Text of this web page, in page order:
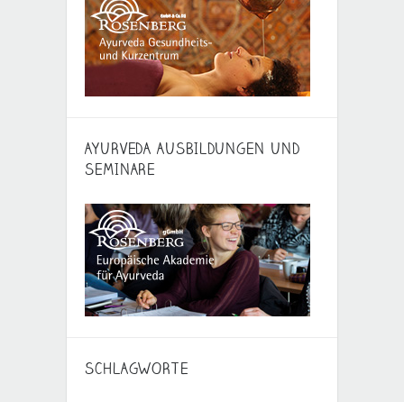
AYURVEDA AUSBILDUNGEN UND
SEMINARE
SCHLAGWORTE